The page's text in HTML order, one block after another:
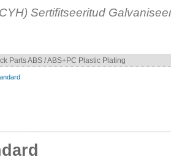
Sertifitseeritud
Parts ABS / ABS+PC Plastic Plating